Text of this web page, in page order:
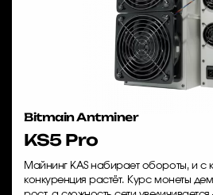
Bitmain Antminer
KS5 Pro
Майнинг KAS набирает обороты, и
конкуренция растёт. Курс монеты